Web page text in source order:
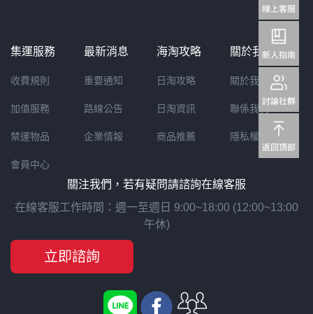
集運服務
收費規則
加值服務
禁運物品
會員中心
最新消息
重要通知
路線公告
企業情報
海淘攻略
日淘攻略
日淘資訊
商品推薦
關於我們
關於我們
聯係我們
隱私權聲明
關注我們，若有疑問請諮詢在線客服
在線客服工作時間：週一至週日 9:00~18:00 (12:00~13:00
午休)
立即諮詢